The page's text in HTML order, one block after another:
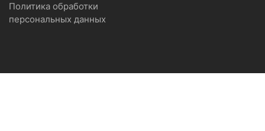
Политика обработки
персональных данных